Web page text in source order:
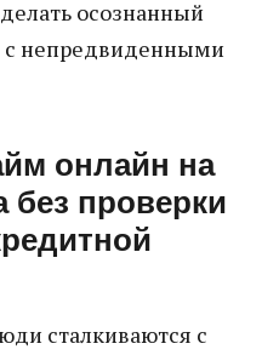
осознанный
с непредвиденными
онлайн на
без проверки
сталкиваются с